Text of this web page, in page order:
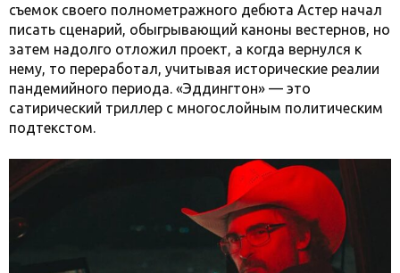
съемок своего полнометражного дебюта Астер начал
писать сценарий, обыгрывающий каноны вестернов, но
затем надолго отложил проект, а когда вернулся к
нему, то переработал, учитывая исторические реалии
пандемийного периода. «Эддингтон» — это
сатирический триллер с многослойным политическим
подтекстом.